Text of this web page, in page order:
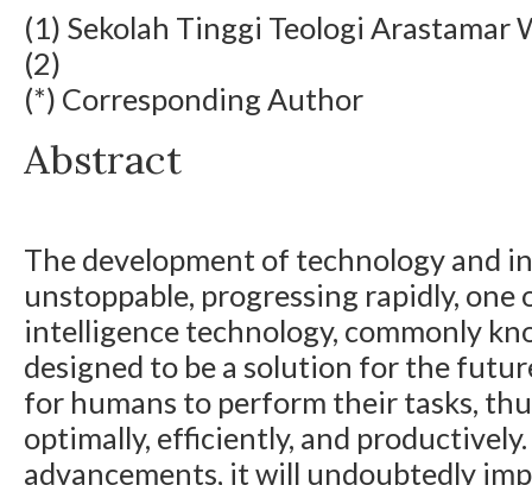
(1) Sekolah Tinggi Teologi Arastamar
(2)
(*) Corresponding Author
Abstract
The development of technology and
unstoppable, progressing rapidly,
intelligence technology, commonly
designed to be a solution for the
for humans to perform their tasks,
optimally, efficiently, and
advancements, it will undoubtedly